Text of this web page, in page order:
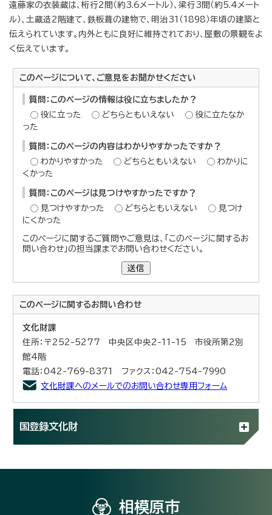
遠藤家の衣装蔵は、桁行2間（約3.6メートル）、梁行3間（約5.4メート
ル）、土蔵造2階建て、鉄板葺の建物で、明治31（1898）年頃の建築と
伝えられています。内外ともに良好に維持されており、屋敷の景観をよ
く伝えています。
このページについて、ご意見をお聞かせください
質問：このページの情報は役に立ちましたか？
役に立った
どちらともいえない
役に立たなか
った
質問：このページの内容はわかりやすかったですか？
わかりやすかった
どちらともいえない
わかりに
くかった
質問：このページは見つけやすかったですか？
見つけやすかった
どちらともいえない
見つけ
にくかった
このページに関するご質問やご意見は、「このページに関するお
問い合わせ」の担当課までお問い合わせください。
送信
このページに関するお問い合わせ
文化財課
住所：〒252-5277 中央区中央2-11-15 市役所第2別
館4階
電話：042-769-8371 ファクス：042-754-7990
文化財課へのメールでのお問い合わせ専用フォーム
国登録文化財
相模原市